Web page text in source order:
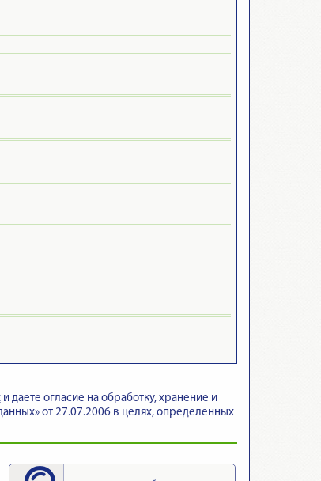
и даете огласие на обработку, хранение и
от 27.07.2006 в целях, определенных